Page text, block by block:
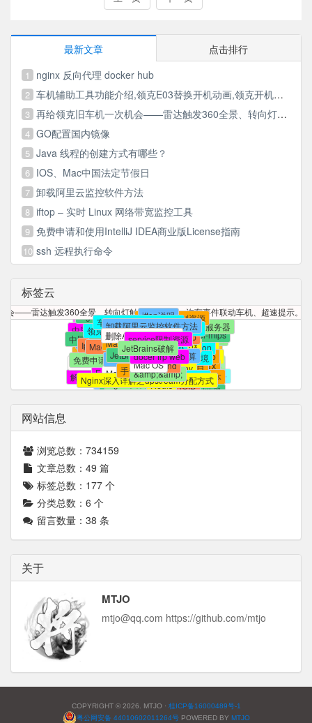
最新文章 点击排行
1 nginx 反向代理 docker hub
2 车机辅助工具功能介绍,领克E03替换开机动画,领克开机动画,领克VIP破解,伴听VIP破解,多媒体VIP破解
3 再给领克旧车机一次机会——雷达触发360全景、转向灯触发360全景、汽车事件联动车机、超速提示。。。一样都不能少
4 GO配置国内镜像
5 Java 线程的创建方式有哪些？
6 IOS、Mac中国法定节假日
7 卸载阿里云监控软件方法
8 iftop – 实时 Linux 网络带宽监控工具
9 免费申请和使用IntelliJ IDEA商业版License指南
10 ssh 远程执行命令
标签云
git操作相关
Git 命令详解及常用命令
git
Android
实现
再按一次
返回键
退出程序
Android 中文乱码
android
去掉
EditView
默认焦点
问题
开发
调用系统默认浏览器
常见问题
对象与数组的转换
svn
ignore
忽略文件及目录
mysql主从复制
主从slave
mysql
数据库
LINUX
安装多个版本
JDK
基于
Android Webview
Hybrid
App
前端优化
Git
忽略规则
.gitignore
不生效
解决办法
常用
Github
项目
类库
ANDROID
macstroke
macos
手势
鼠标手势
自定义手势
完全自定义手势
重启程序
重启
重启自己
Supervisor
进程守护
异常报警
supervisor
支持
python
虚拟环境
venv
查看死锁和解除锁
Redis
批量删除
批量删除Redis
centos7
安装jenkins
修改工作目录
workspace
修改Docker默认存储位置
docker容器迁移
小米路由器插件
r1d
r2dr3d插件
小米官方插件
frpc
frpc-mips
FileBrowser
FileBrowser-mips
nginx
逻辑运算
and
&amp;&amp;
Nginx深入详解之upstream分配方式
nginx负载均衡
ssh
心跳
解决SSH自动断线问题
navicat保持连接
找回
commit丢失
commit
rebase
git reflog
frp 镜像
frp镜像
frp容器
使用docker搭建frp服务器
docker frp
frp web
docer frp web
Mac OS
手势识别
MacStroke
EasyStroke
Stroke
macstroke for mac
macstroke.dmg
macstroke 安装
macstroke官网
Dnsmasq 配置文件详解
官方下载安装的迅雷有很多没有用的功能
systemd
systemctl
systemd 限制资源
systemctl限制资源
service限制资源
JetBrains破解
JetBrains TNT
IDEA破解
免费申请JetBrains证书
JetBrains证书
IDEA 证书
开源项目证书
JetBrains开源证书
iftop
下载并安装iftopiftop 选项和用法
iftop说明
卸载阿里云监控软件方法
删除AliYunDun残留
Mac日历订阅
MacOS日历订阅
Iphone日期订阅
中国法定节假日订阅
中国法定节假日.ics
法定节假日.ics
节假日安排通知
国务院办公厅节假日安排
会——雷达触发360全景、转向灯触发360全景、汽车事件联动车机、超速提示。
车机辅助工具功能介绍
领克E03替换开机动画
领克开机动画
领克VIP破解
伴听VIP破解
多媒体VIP破解
DockerHub
Nginx 反向代理 DockerHub
DockerHub加速
网站信息
浏览总数： 734159
文章总数： 49 篇
标签总数： 177 个
分类总数： 6 个
留言数量： 38 条
关于
MTJO
mtjo@qq.com https://github.com/mtjo
COPYRIGHT © 2026. MTJO · 桂ICP备16000489号-1
粤公网安备 44010602011264号 POWERED BY MTJO